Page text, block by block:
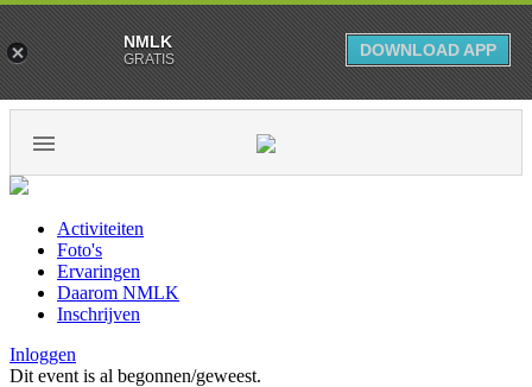
Activiteiten
Foto's
Ervaringen
Daarom NMLK
Inschrijven
Inloggen
Dit event is al begonnen/geweest.
NMLK
GRATIS DOWNLOAD APP